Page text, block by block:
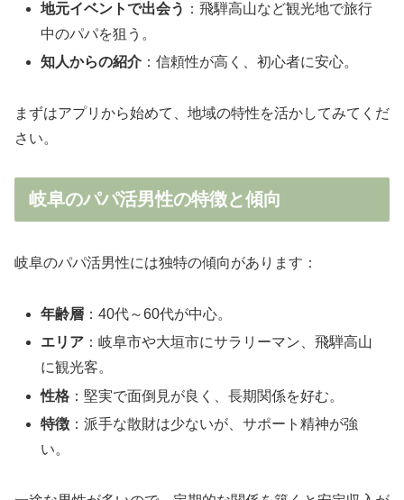
地元イベントで出会う ：飛騨高山など観光地で旅行
中のパパを狙う。
知人からの紹介 ：信頼性が高く、初心者に安心。
まずはアプリから始めて、地域の特性を活かしてみてくだ
さい。
岐阜のパパ活男性の特徴と傾向
岐阜のパパ活男性には独特の傾向があります：
年齢層 ：40代～60代が中心。
エリア ：岐阜市や大垣市にサラリーマン、飛騨高山
に観光客。
性格 ：堅実で面倒見が良く、長期関係を好む。
特徴 ：派手な散財は少ないが、サポート精神が強
い。